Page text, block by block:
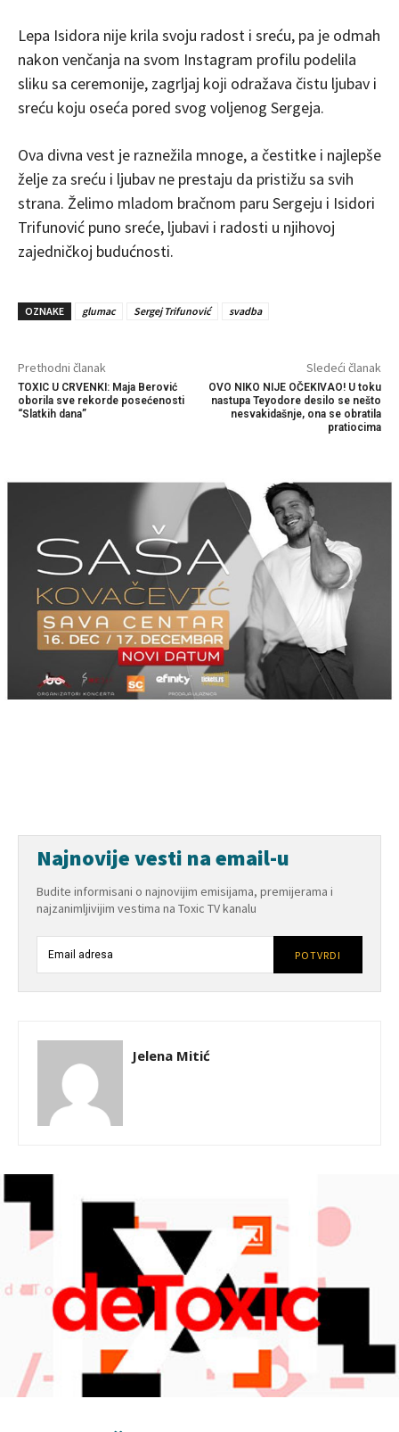
Lepa Isidora nije krila svoju radost i sreću, pa je odmah
nakon venčanja na svom Instagram profilu podelila
sliku sa ceremonije, zagrljaj koji odražava čistu ljubav i
sreću koju oseća pored svog voljenog Sergeja.
Ova divna vest je raznežila mnoge, a čestitke i najlepše
želje za sreću i ljubav ne prestaju da pristižu sa svih
strana. Želimo mladom bračnom paru Sergeju i Isidori
Trifunović puno sreće, ljubavi i radosti u njihovoj
zajedničkoj budućnosti.
OZNAKE glumac Sergej Trifunović svadba
Prethodni članak
TOXIC U CRVENKI: Maja Berović
oborila sve rekorde posećenosti
“Slatkih dana”
Sledeći članak
OVO NIKO NIJE OČEKIVAO! U toku
nastupa Teyodore desilo se nešto
nesvakidašnje, ona se obratila
pratiocima
Najnovije vesti na email-u
Budite informisani o najnovijim emisijama, premijerama i
najzanimljivijim vestima na Toxic TV kanalu
POTVRDI
Jelena Mitić